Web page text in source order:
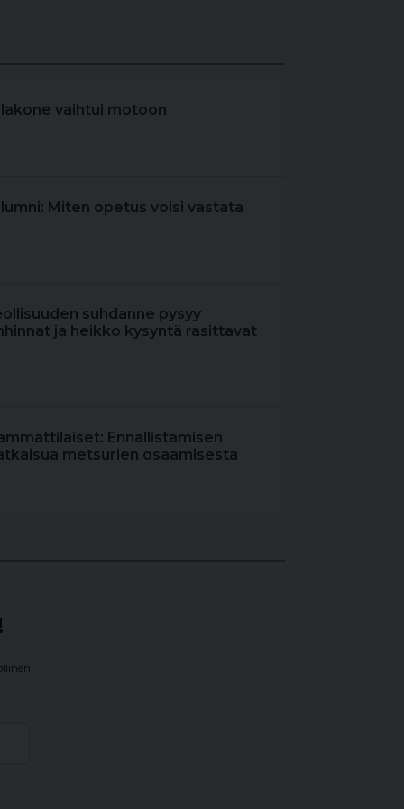
vaihtui motoon
Miten opetus voisi vastata
suhdanne pysyy
ja heikko kysyntä rasittavat
Ennallistamisen
metsurien osaamisesta